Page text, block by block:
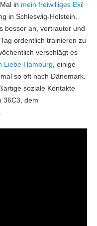
in mein freiwilliges Exil
in Schleswig-Holstein.
besser an, vertrauter und
ordentlich trainieren zu
verschlägt es
Liebe Hamburg, einige
so oft nach Dänemark.
soziale Kontakte
36C3, dem